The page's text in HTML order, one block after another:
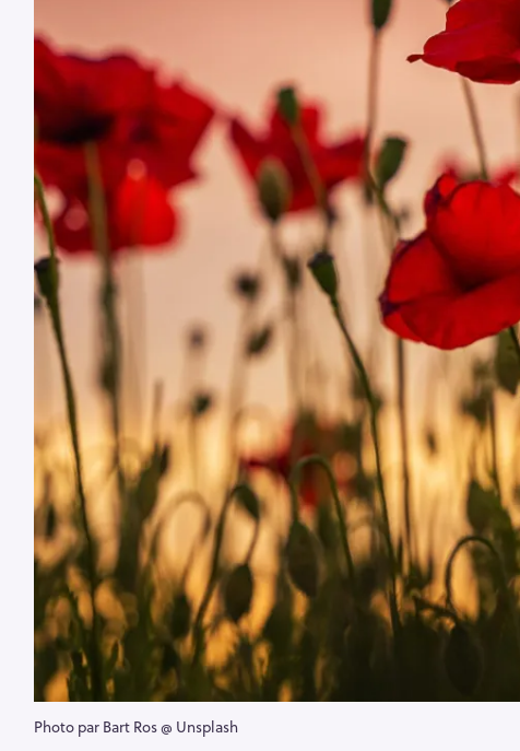
Photo par Bart Ros @ Unsplash